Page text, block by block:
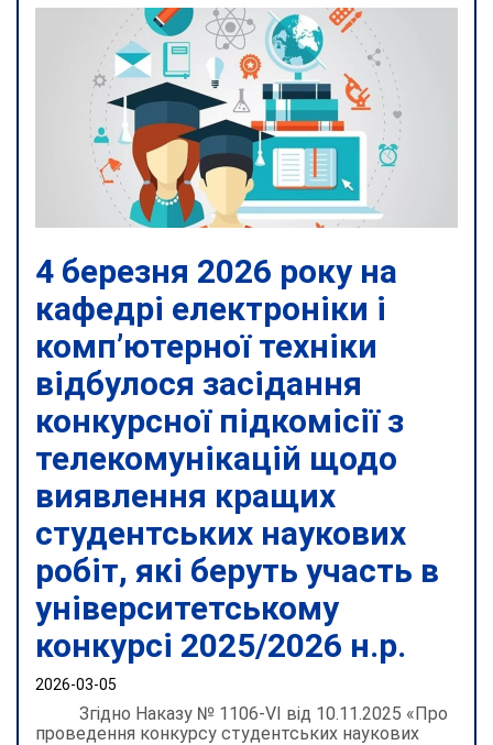
4 березня 2026 року на
кафедрі електроніки і
комп’ютерної техніки
відбулося засідання
конкурсної підкомісії з
телекомунікацій щодо
виявлення кращих
студентських наукових
робіт, які беруть участь в
університетському
конкурсі 2025/2026 н.р.
2026-03-05
Згідно Наказу № 1106-VI від 10.11.2025 «Про
проведення конкурсу студентських наукових